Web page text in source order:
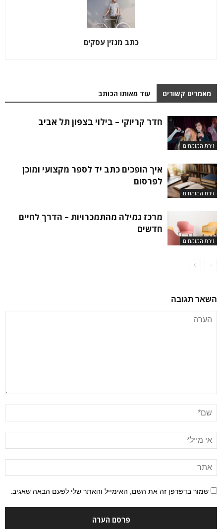
כתב מגזין עסקים
מאמרים קשורים עוד מאותו הכותב
זירת המומחים
חדר קריוקי – בילוי בצפון תל אביב
זירת המומחים
איך הופכים כתב יד לספר מקצועי ומוכן
לפרסום
זירת המומחים
מרכז גמילה מהתמכרויות – הדרך לחיים
חדשים
השאר תגובה
שמור בדפדפן זה את השם, האימייל והאתר שלי לפעם הבאה שאגיב.